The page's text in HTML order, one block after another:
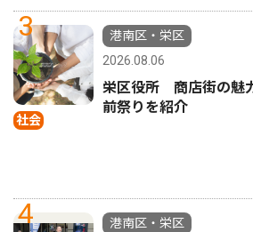
3
社会
港南区・栄区
2026.08.06
栄区役所 商店街の魅
前祭りを紹介
4
港南区・栄区